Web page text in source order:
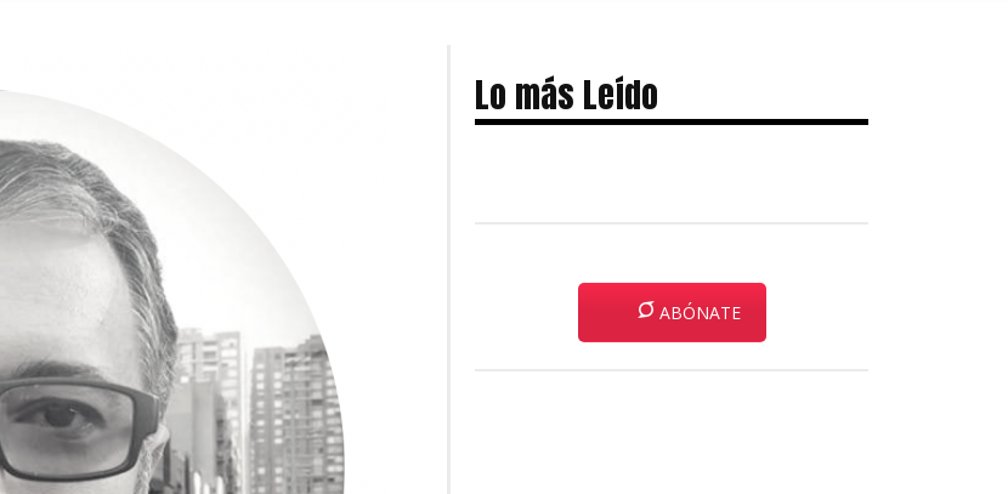
Lo más Leído
ABÓNATE